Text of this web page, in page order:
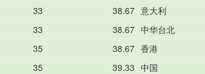
33 38.67 意大利
33 38.67 中华台北
35 38.67 香港
35 39.33 中国